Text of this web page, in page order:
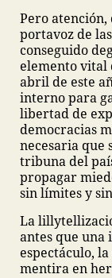
Pero atención,
portavoz de
conseguido
elemento vital
abril de este
interno para
libertad de
democracias
necesaria que
tribuna del
propagar
sin límites y
La
antes que una
espectáculo,
mentira en